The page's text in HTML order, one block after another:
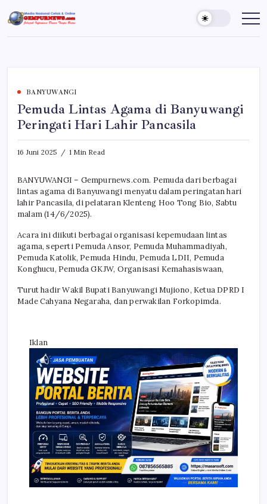
to
content
Gempur
News
Jelajah
Dunia
BANYUWANGI
Pemuda Lintas Agama di Banyuwangi
Peringati Hari Lahir Pancasila
16 Juni 2025 1 Min Read
BANYUWANGI – Gempurnews.com. Pemuda dari berbagai
lintas agama di Banyuwangi menyatu dalam peringatan hari
lahir Pancasila, di pelataran Klenteng Hoo Tong Bio, Sabtu
malam (14/6/2025).
Acara ini diikuti berbagai organisasi kepemudaan lintas
agama, seperti Pemuda Ansor, Pemuda Muhammadiyah,
Pemuda Katolik, Pemuda Hindu, Pemuda LDII, Pemuda
Konghucu, Pemuda GKJW, Organisasi Kemahasiswaan,
Turut hadir Wakil Bupati Banyuwangi Mujiono, Ketua DPRD I
Made Cahyana Negaraha, dan perwakilan Forkopimda.
Iklan